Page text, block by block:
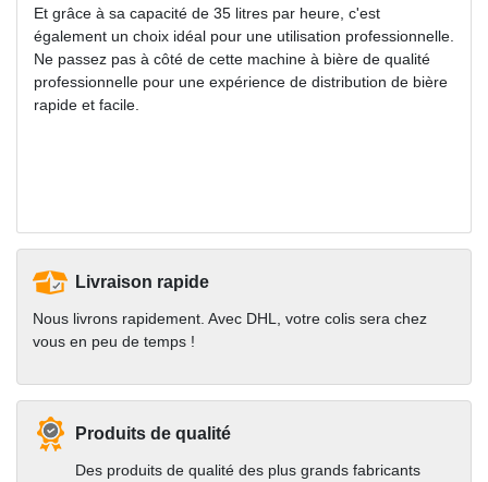
Et grâce à sa capacité de 35 litres par heure, c'est
également un choix idéal pour une utilisation professionnelle.
Ne passez pas à côté de cette machine à bière de qualité
professionnelle pour une expérience de distribution de bière
rapide et facile.
Livraison rapide
Nous livrons rapidement. Avec DHL, votre colis sera chez
vous en peu de temps !
Produits de qualité
Des produits de qualité des plus grands fabricants